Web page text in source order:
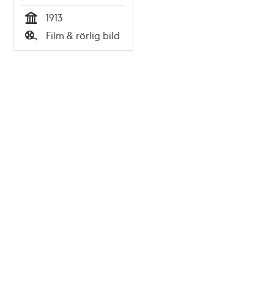
Tid
1913
Typ
Film & rörlig bild